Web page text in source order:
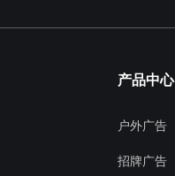
产品中心
户外广告
招牌广告